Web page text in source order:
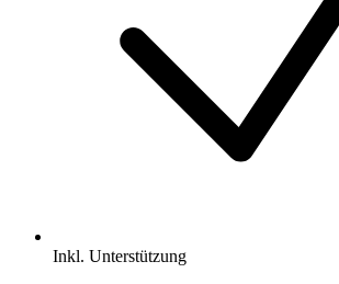
Inkl. Unterstützung